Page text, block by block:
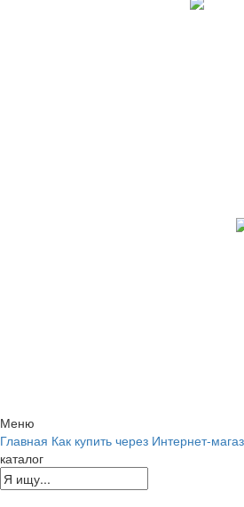
Меню
Главная Как купить через Интернет-
каталог